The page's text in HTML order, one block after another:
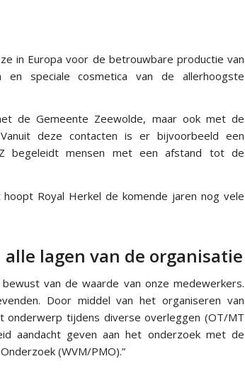
in Europa voor de betrouwbare productie van
en speciale cosmetica van de allerhoogste
de Gemeente Zeewolde, maar ook met de
deze contacten is er bijvoorbeeld een
begeleidt mensen met een afstand tot de
Royal Herkel de komende jaren nog vele
lagen van de organisatie
van de waarde van onze medewerkers.
Door middel van het organiseren van
onderwerp tijdens diverse overleggen (OT/MT
aandacht geven aan het onderzoek met de
(WVM/PMO).”